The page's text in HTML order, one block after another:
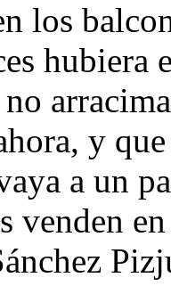
los
hubiera
y
a un
venden